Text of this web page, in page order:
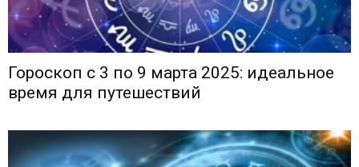
Гороскоп с 3 по 9 марта 2025: идеальное
время для путешествий